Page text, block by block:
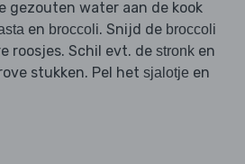
gezouten water aan de kook
en broccoli. Snijd de broccoli
roosjes. Schil evt. de stronk en
stukken. Pel het sjalotje en